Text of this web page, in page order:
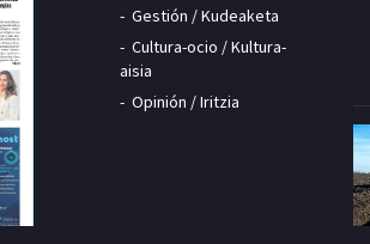
Gestión / Kudeaketa
Cultura-ocio / Kultura-
aisia
Opinión / Iritzia